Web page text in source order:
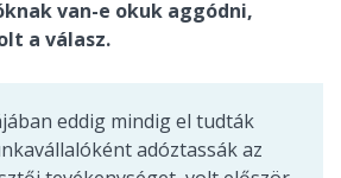
van-e okuk aggódni,
a válasz.
eddig mindig el tudták
adóztassák az